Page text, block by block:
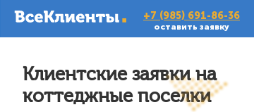
+7 (985) 691-86-36
оставить заявку
Клиентские заявки на
коттеджные поселки